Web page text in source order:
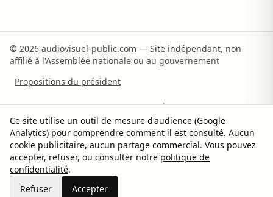
© 2026 audiovisuel-public.com — Site indépendant, non
affilié à l'Assemblée nationale ou au gouvernement
Propositions du président
Recommandations du rapporteur À propos
Méthodologie Sources Contact Soutenir
Confidentialité Gérer les cookies
Partager sur X
Ce site utilise un outil de mesure d'audience (Google
Analytics) pour comprendre comment il est consulté. Aucun
cookie publicitaire, aucun partage commercial. Vous pouvez
accepter, refuser, ou consulter notre politique de
confidentialité.
Refuser
Accepter